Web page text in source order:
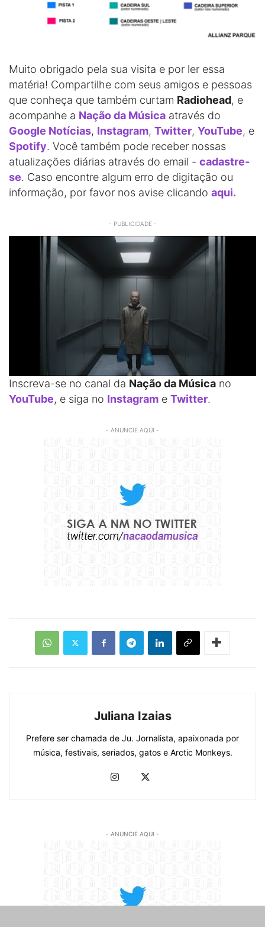
Muito obrigado pela sua visita e por ler essa
matéria! Compartilhe com seus amigos e pessoas
que conheça que também curtam Radiohead, e
acompanhe a Nação da Música através do
Google Notícias, Instagram, Twitter, YouTube, e
Spotify. Você também pode receber nossas
atualizações diárias através do email - cadastre-
se. Caso encontre algum erro de digitação ou
informação, por favor nos avise clicando aqui.
- PUBLICIDADE -
Inscreva-se no canal da Nação da Música no
YouTube, e siga no Instagram e Twitter.
- ANUNCIE AQUI -
Juliana Izaias
Prefere ser chamada de Ju. Jornalista, apaixonada por
música, festivais, seriados, gatos e Arctic Monkeys.
- ANUNCIE AQUI -